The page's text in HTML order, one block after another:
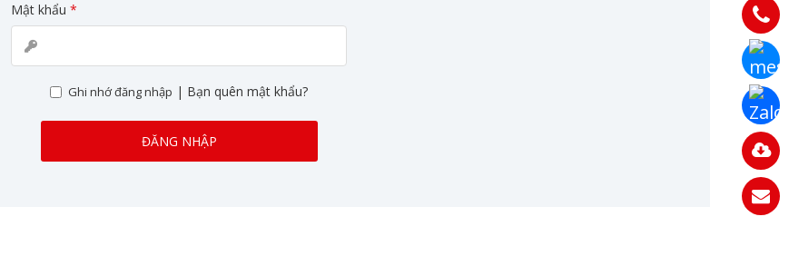
Mật khẩu *
Ghi nhớ đăng nhập | Bạn quên mật khẩu?
ĐĂNG NHẬP